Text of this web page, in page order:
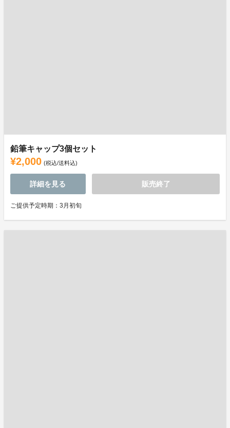
鉛筆キャップ3個セット
¥2,000 (税込/送料込)
詳細を見る 販売終了
ご提供予定時期：3月初旬